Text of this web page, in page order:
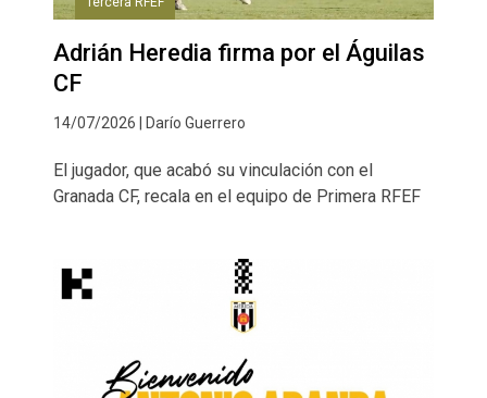
Adrián Heredia firma por el Águilas
CF
14/07/2026 | Darío Guerrero
El jugador, que acabó su vinculación con el
Granada CF, recala en el equipo de Primera RFEF